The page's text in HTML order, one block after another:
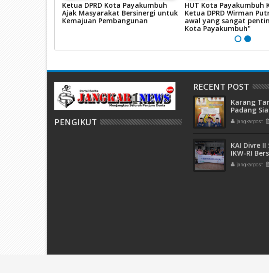
Ketua DPRD Kota Payakumbuh
Ajak Masyarakat Bersinergi untuk
Kemajuan Pembangunan
HUT Kota Payakumbuh
Ketua DPRD Wirman
awal yang sangat
Kota Payakumbuh"
PENGIKUT
RECENT POST
Karang
Padang
HUT ke-65
Lapangan
jangkarpost
KAI Divre
IKW-RI
Panti
jangkarpost